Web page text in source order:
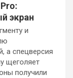
экран
и
а спецверсия
щеголяет
получили